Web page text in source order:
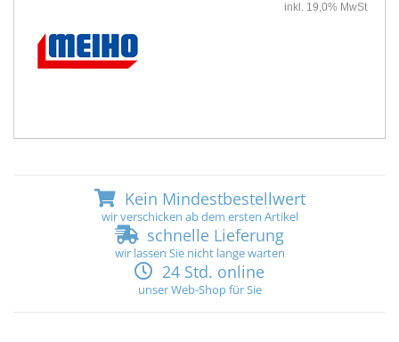
inkl. 19,0% MwSt
Kein Mindestbestellwert
wir verschicken ab dem ersten Artikel
schnelle Lieferung
wir lassen Sie nicht lange warten
24 Std. online
unser Web-Shop für Sie